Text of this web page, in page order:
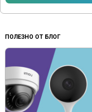
ПОЛЕЗНО ОТ БЛОГ